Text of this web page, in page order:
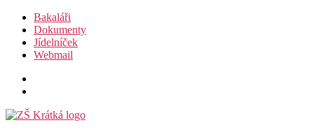
Bakaláři
Dokumenty
Jídelníček
Webmail